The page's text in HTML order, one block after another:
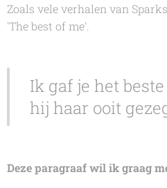
Zoals vele verhalen van
'The best of me'.
Ik gaf je het
hij haar ooit
Deze paragraaf wil ik graag